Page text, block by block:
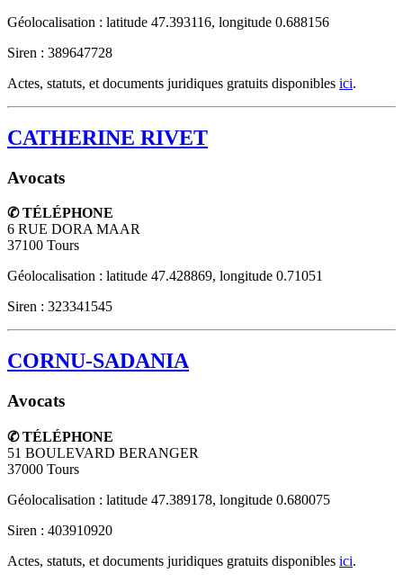
Géolocalisation : latitude 47.393116, longitude 0.688156
Siren : 389647728
Actes, statuts, et documents juridiques gratuits disponibles ici.
CATHERINE RIVET
Avocats
✆ TÉLÉPHONE
6 RUE DORA MAAR
37100 Tours
Géolocalisation : latitude 47.428869, longitude 0.71051
Siren : 323341545
CORNU-SADANIA
Avocats
✆ TÉLÉPHONE
51 BOULEVARD BERANGER
37000 Tours
Géolocalisation : latitude 47.389178, longitude 0.680075
Siren : 403910920
Actes, statuts, et documents juridiques gratuits disponibles ici.